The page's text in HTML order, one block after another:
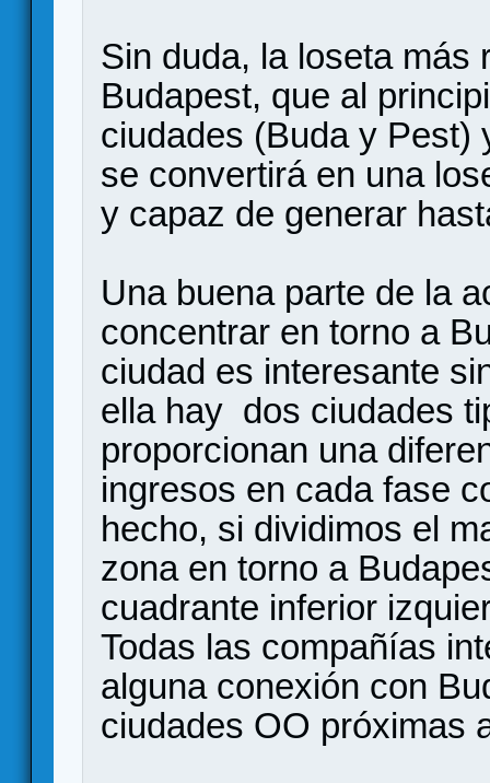
Sin duda, la loseta más
Budapest, que al
ciudades (Buda y Pest)
se convertirá en una
y capaz de generar
Una buena parte de la
concentrar en torno a
ciudad es interesante
ella hay dos ciudades
proporcionan una
ingresos en cada fase
hecho, si dividimos el
zona en torno a
cuadrante inferior
Todas las compañías
alguna conexión con
ciudades OO próximas